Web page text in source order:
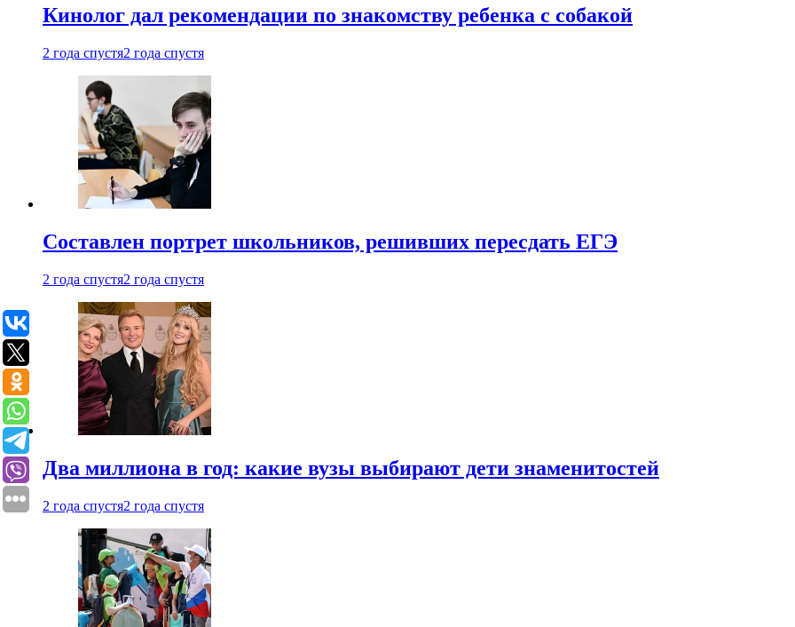
Кинолог дал рекомендации по знакомству ребенка с собакой
2 года спустя2 года спустя
Составлен портрет школьников, решивших пересдать ЕГЭ
2 года спустя2 года спустя
Два миллиона в год: какие вузы выбирают дети знаменитостей
2 года спустя2 года спустя